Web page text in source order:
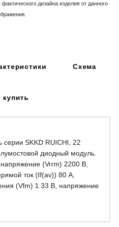
дизайна изделия от данного
Схема
купить
SKKD RUICHI, 22
диодный модуль.
(Vrrm) 2200 В,
ток (If(av)) 80 А,
(Vfm) 1.33 В, напряжение